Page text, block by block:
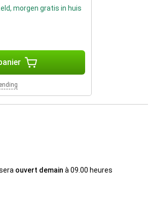
morgen gratis in huis
ouvert demain à 09.00 heures